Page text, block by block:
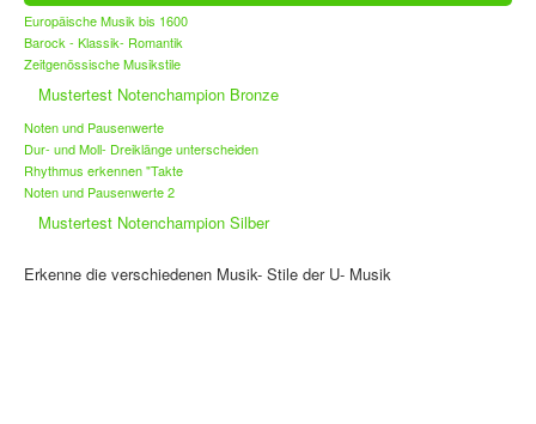
Europäische Musik bis 1600
Barock - Klassik- Romantik
Zeitgenössische Musikstile
Mustertest Notenchampion Bronze
Noten und Pausenwerte
Dur- und Moll- Dreiklänge unterscheiden
Rhythmus erkennen "Takte
Noten und Pausenwerte 2
Mustertest Notenchampion Silber
Erkenne die verschiedenen Musik- Stile der U- Musik